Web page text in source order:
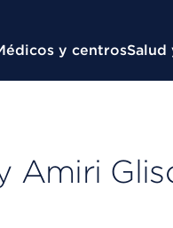
y centrosSalud
Amiri